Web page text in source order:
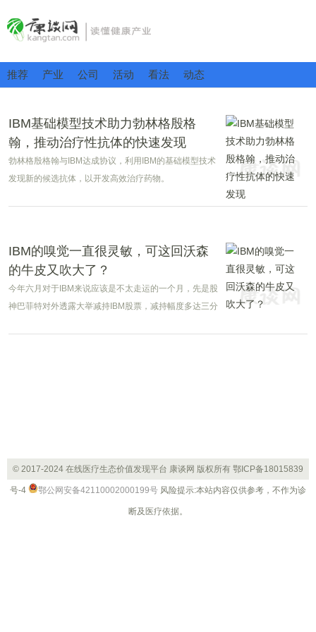
推荐 产业 公司 活动 看法 动态
IBM基础模型技术助力勃林格殷格
翰，推动治疗性抗体的快速发现
勃林格殷格翰与IBM达成协议，利用IBM的基础模型技术
发现新的候选抗体，以开发高效治疗药物。
IBM的嗅觉一直很灵敏，可这回沃森
的牛皮又吹大了？
今年六月对于IBM来说应该是不太走运的一个月，先是股
神巴菲特对外透露大举减持IBM股票，减持幅度多达三分
© 2017-2024 在线医疗生态价值发现平台 康谈网 版权所有 鄂ICP备18015839
号-4 鄂公网安备42110002000199号 风险提示:本站内容仅供参考，不作为诊
断及医疗依据。